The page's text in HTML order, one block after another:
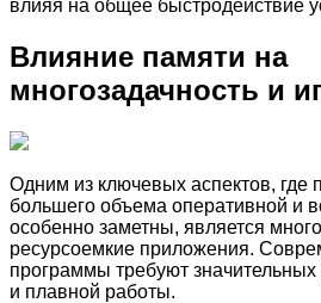
влияя на общее быстродействие
Влияние памяти на
многозадачность и
Одним из ключевых аспектов, где
большего объема оперативной и
особенно заметны, является
ресурсоемкие приложения.
программы требуют
и плавной работы.